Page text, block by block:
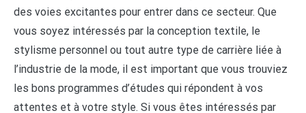
des voies excitantes pour entrer dans ce secteur. Que
vous soyez intéressés par la conception textile, le
stylisme personnel ou tout autre type de carrière liée à
l’industrie de la mode, il est important que vous trouviez
les bons programmes d’études qui répondent à vos
attentes et à votre style. Si vous êtes intéressés par